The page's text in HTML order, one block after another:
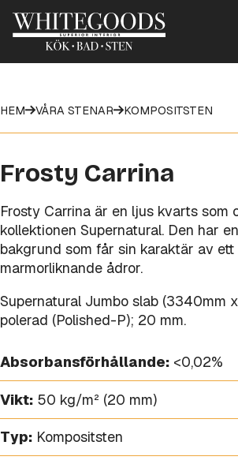
HEM VÅRA STENAR KOMPOSITSTEN
Frosty Carrina
Frosty Carrina är en ljus kvarts som
kollektionen Supernatural. Den har
bakgrund som får sin karaktär av
marmorliknande ådror.
Supernatural Jumbo slab (3340mm
polerad (Polished-P); 20 mm.
Absorbansförhållande: <0,02%
Vikt: 50 kg/m² (20 mm)
Typ: Kompositsten